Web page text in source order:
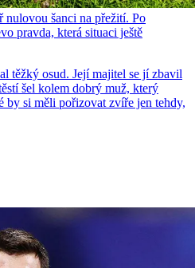
nulovou šanci na přežití. Po
pravda, která situaci ještě
těžký osud. Její majitel se jí zbavil
šel kolem dobrý muž, který
by si měli pořizovat zvíře jen tehdy,